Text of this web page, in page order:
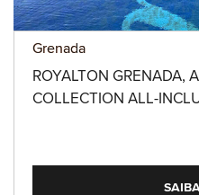
Grenada
ROYALTON GRENADA,
COLLECTION ALL-